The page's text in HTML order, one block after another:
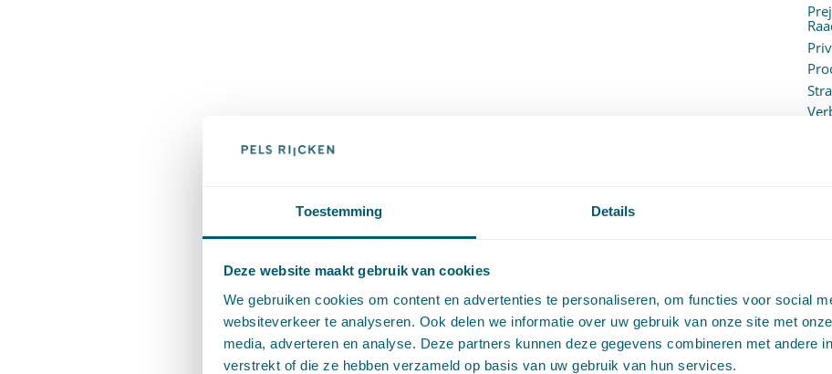
Toestemming Details
Deze website maakt gebruik van cookies
We gebruiken cookies om content en advertenties te personaliseren, om functies voor social
websiteverkeer te analyseren. Ook delen we informatie over uw gebruik van onze site met
media, adverteren en analyse. Deze partners kunnen deze gegevens combineren met andere
verstrekt of die ze hebben verzameld op basis van uw gebruik van hun services.